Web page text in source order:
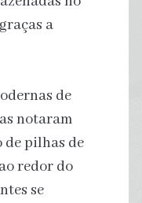
a
de
notaram
de pilhas de
redor do
se